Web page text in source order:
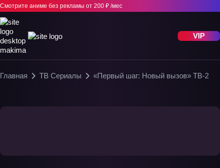
Смотрите аниме без рекламы от 200 ₽ /мес
VIP
Главная ТВ Сериалы «Первый шаг: Новый вызов» ТВ-2